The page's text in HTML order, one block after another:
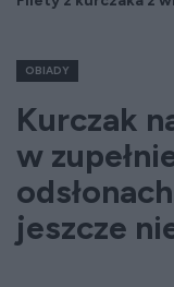
OBIADY
Kurczak
w
jeszcze